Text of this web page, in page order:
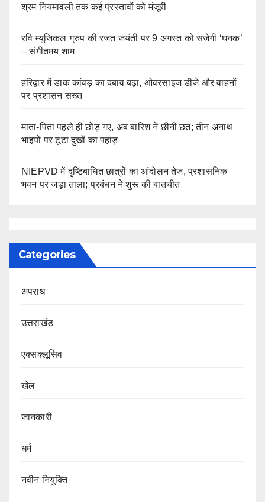
श्रम नियमावली तक कई प्रस्तावों को मंजूरी
रवि म्यूजिकल ग्रुप की रजत जयंती पर 9 अगस्त को सजेगी ‘घनक’
– संगीतमय शाम
हरिद्वार में डाक कांवड़ का दबाव बढ़ा, ओवरसाइज डीजे और वाहनों
पर प्रशासन सख्त
माता-पिता पहले ही छोड़ गए, अब बारिश ने छीनी छत; तीन अनाथ
भाइयों पर टूटा दुखों का पहाड़
NIEPVD में दृष्टिबाधित छात्रों का आंदोलन तेज, प्रशासनिक
भवन पर जड़ा ताला; प्रबंधन ने शुरू की बातचीत
Categories
अपराध
उत्तराखंड
एक्सक्लूसिव
खेल
जानकारी
धर्म
नवीन नियुक्ति